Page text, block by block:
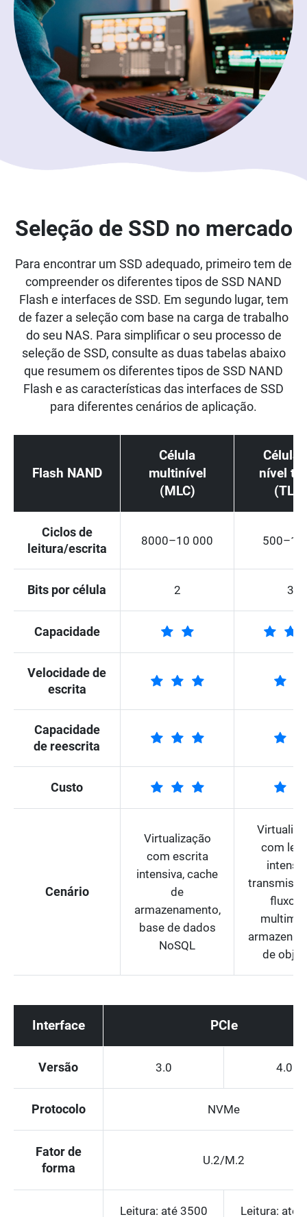
Seleção de SSD no mercado
Para encontrar um SSD adequado, primeiro tem de
compreender os diferentes tipos de SSD NAND
Flash e interfaces de SSD. Em segundo lugar, tem
de fazer a seleção com base na carga de trabalho
do seu NAS. Para simplificar o seu processo de
seleção de SSD, consulte as duas tabelas abaixo
que resumem os diferentes tipos de SSD NAND
Flash e as características das interfaces de SSD
para diferentes cenários de aplicação.
Flash NAND
Célula
multinível
(MLC)
Célula
nível
(TLC)
Ciclos de
leitura/escrita
8000–10 000
Bits por célula 2 3
Capacidade
Velocidade de
escrita
Capacidade
de reescrita
Custo
Cenário
Virtualização
com escrita
intensiva, cache
de
armazenamento,
base de dados
NoSQL
com
fluxo
de
Interface PCIe
Versão 3.0 4.0
Protocolo NVMe
Fator de
forma
U.2/M.2
Leitura: até 3500 Leitura: até